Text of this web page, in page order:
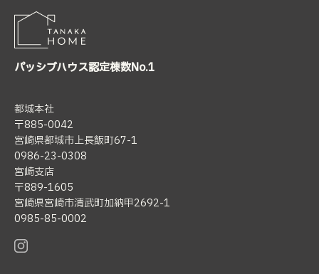
パッシブハウス認定棟数No.1
都城本社
〒885-0042
宮崎県都城市上長飯町67-1
0986-23-0308
宮崎支店
〒889-1605
宮崎県宮崎市清武町加納甲2692-1
0985-85-0002